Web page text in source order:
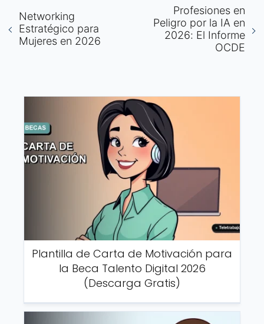
Networking
Estratégico para
Mujeres en 2026
Profesiones en
Peligro por la IA en
2026: El Informe
OCDE
Plantilla de Carta de Motivación para
la Beca Talento Digital 2026
(Descarga Gratis)